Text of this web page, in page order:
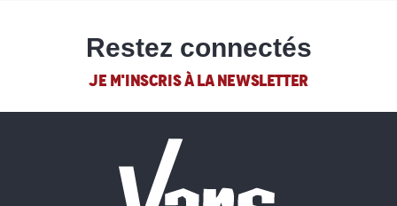
Restez connectés
JE M'INSCRIS À LA NEWSLETTER